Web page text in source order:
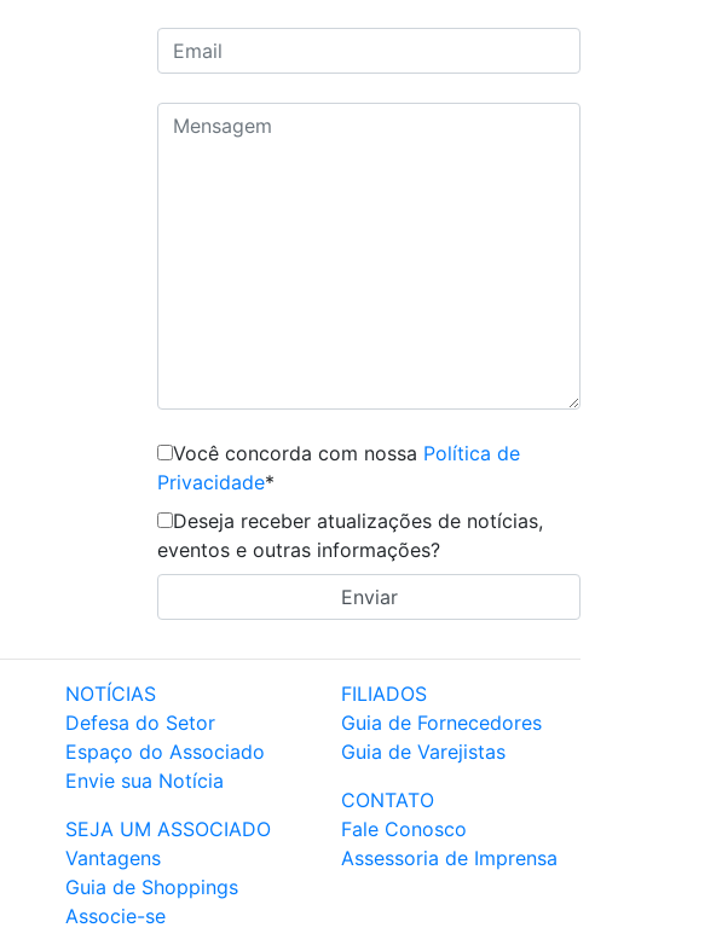
Você concorda com nossa Política de
Privacidade*
Deseja receber atualizações de notícias,
eventos e outras informações?
NOTÍCIAS
Defesa do Setor
Espaço do Associado
Envie sua Notícia
SEJA UM ASSOCIADO
Vantagens
Guia de Shoppings
Associe-se
FILIADOS
Guia de Fornecedores
Guia de Varejistas
CONTATO
Fale Conosco
Assessoria de Imprensa